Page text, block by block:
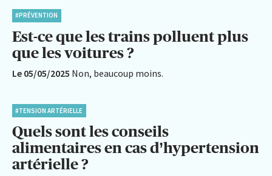
#PRÉVENTION
Est-ce que les trains polluent plus
que les voitures ?
Le 05/05/2025 Non, beaucoup moins.
#TENSION ARTÉRIELLE
Quels sont les conseils
alimentaires en cas d’hypertension
artérielle ?